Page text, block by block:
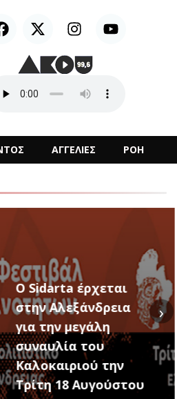
ΑΓΓΕΛΙΕΣ ΡΟΗ
Καλλιτεχνικές
Εκδηλώσεις Νέου
Προδρόμου Ημαθίας
(Μεταμόρφωση του
Σωτήρος)
›